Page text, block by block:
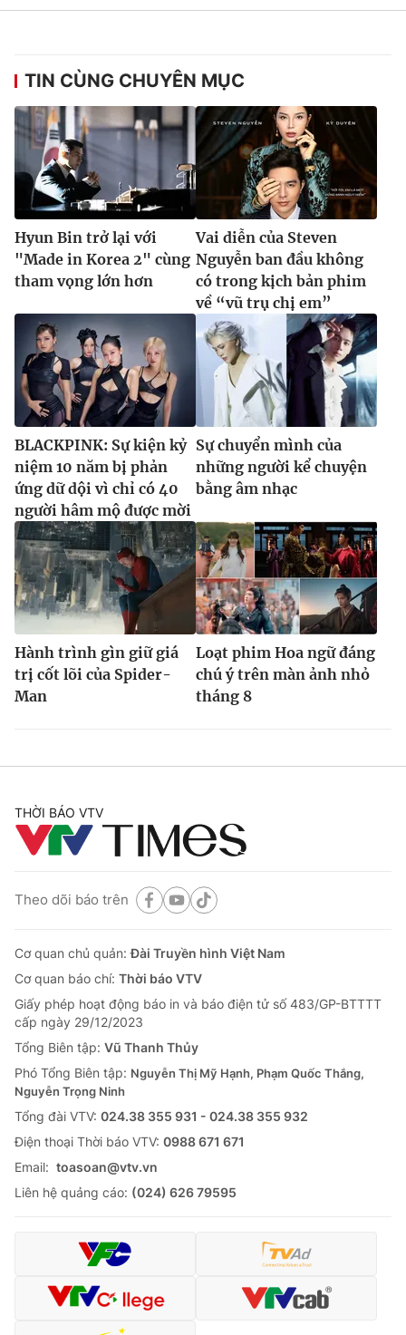
TIN CÙNG CHUYÊN MỤC
Hyun Bin trở lại với
"Made in Korea 2" cùng
tham vọng lớn hơn
Vai diễn của Steven
Nguyễn ban đầu không
có trong kịch bản phim
về “vũ trụ chị em”
BLACKPINK: Sự kiện kỷ
niệm 10 năm bị phản
ứng dữ dội vì chỉ có 40
người hâm mộ được mời
Sự chuyển mình của
những người kể chuyện
bằng âm nhạc
Hành trình gìn giữ giá
trị cốt lõi của Spider-
Man
Loạt phim Hoa ngữ đáng
chú ý trên màn ảnh nhỏ
tháng 8
THỜI BÁO VTV
Theo dõi báo trên
Cơ quan chủ quản:Đài Truyền hình Việt Nam
Cơ quan báo chí: Thời báo VTV
Giấy phép hoạt động báo in và báo điện tử số 483/GP-BTTTT
cấp ngày 29/12/2023
Tổng Biên tập: Vũ Thanh Thủy
Phó Tổng Biên tập: Nguyễn Thị Mỹ Hạnh, Phạm Quốc Thắng,
Nguyễn Trọng Ninh
Tổng đài VTV: 024.38 355 931 - 024.38 355 932
Ðiện thoại Thời báo VTV: 0988 671 671
Email: toasoan@vtv.vn
Liên hệ quảng cáo: (024) 626 79595